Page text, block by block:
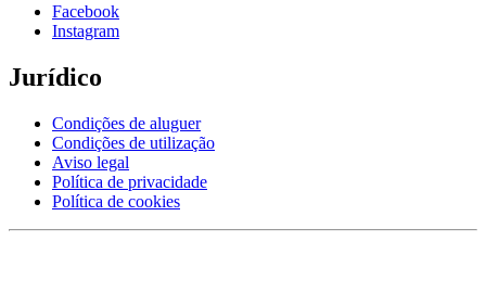
Facebook
Instagram
Jurídico
Condições de aluguer
Condições de utilização
Aviso legal
Política de privacidade
Política de cookies